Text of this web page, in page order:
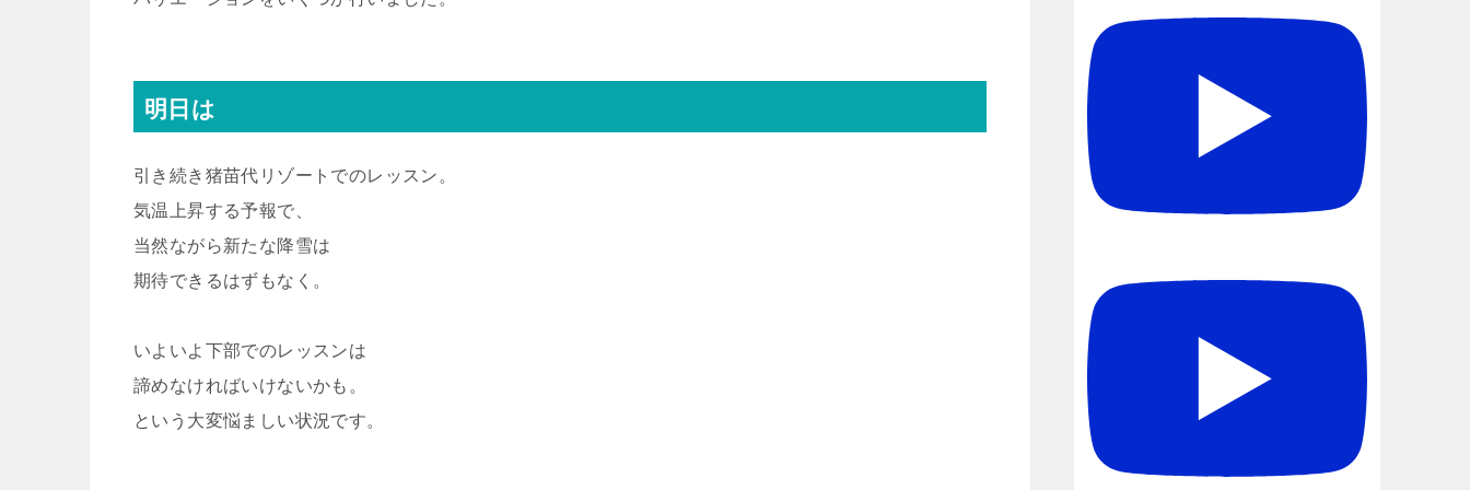
明日は
引き続き猪苗代リゾートでのレッスン。
気温上昇する予報で、
当然ながら新たな降雪は
期待できるはずもなく。
いよいよ下部でのレッスンは
諦めなければいけないかも。
という大変悩ましい状況です。